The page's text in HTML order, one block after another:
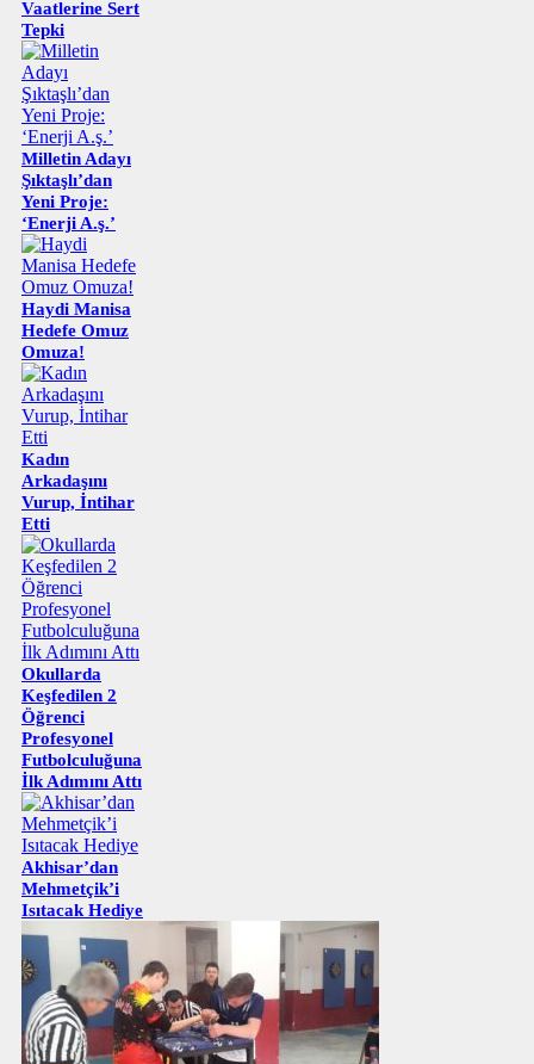
Vaatlerine Sert
Tepki
Milletin Adayı
Şıktaşlı’dan
Yeni Proje:
‘Enerji A.ş.’
Haydi Manisa
Hedefe Omuz
Omuza!
Kadın
Arkadaşını
Vurup, İntihar
Etti
Okullarda
Keşfedilen 2
Öğrenci
Profesyonel
Futbolculuğuna
İlk Adımını Attı
Akhisar’dan
Mehmetçik’i
Isıtacak Hediye